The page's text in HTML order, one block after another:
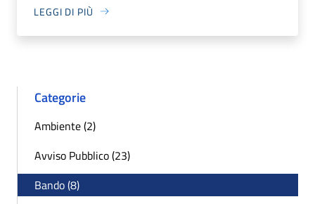
LEGGI DI PIÙ
Categorie
Ambiente (2)
Avviso Pubblico (23)
Bando (8)